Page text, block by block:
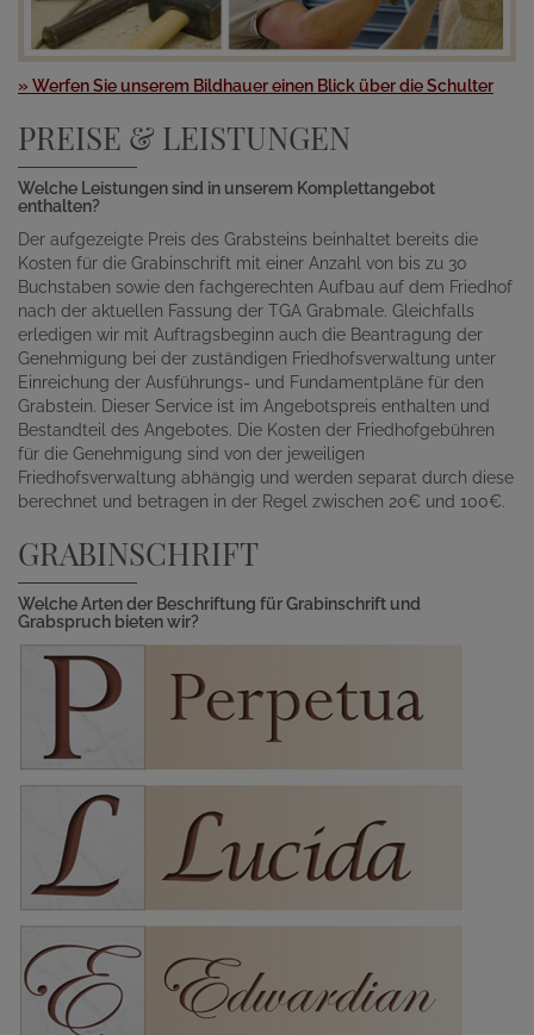
» Werfen Sie unserem Bildhauer einen Blick über die Schulter
PREISE & LEISTUNGEN
Welche Leistungen sind in unserem Komplettangebot
enthalten?
Der aufgezeigte Preis des Grabsteins beinhaltet bereits die
Kosten für die Grabinschrift mit einer Anzahl von bis zu 30
Buchstaben sowie den fachgerechten Aufbau auf dem Friedhof
nach der aktuellen Fassung der TGA Grabmale. Gleichfalls
erledigen wir mit Auftragsbeginn auch die Beantragung der
Genehmigung bei der zuständigen Friedhofsverwaltung unter
Einreichung der Ausführungs- und Fundamentpläne für den
Grabstein. Dieser Service ist im Angebotspreis enthalten und
Bestandteil des Angebotes. Die Kosten der Friedhofgebühren
für die Genehmigung sind von der jeweiligen
Friedhofsverwaltung abhängig und werden separat durch diese
berechnet und betragen in der Regel zwischen 20€ und 100€.
GRABINSCHRIFT
Welche Arten der Beschriftung für Grabinschrift und
Grabspruch bieten wir?